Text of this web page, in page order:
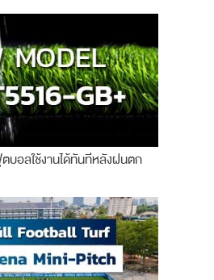
บอลใช้งานได้ทันทีหลังฝนตก